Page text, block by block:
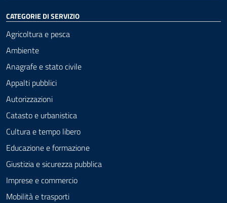
CATEGORIE DI SERVIZIO
Agricoltura e pesca
Ambiente
Anagrafe e stato civile
Appalti pubblici
Autorizzazioni
Catasto e urbanistica
Cultura e tempo libero
Educazione e formazione
Giustizia e sicurezza pubblica
Imprese e commercio
Mobilità e trasporti